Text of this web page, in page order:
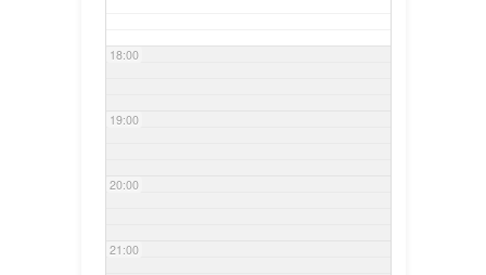
18:00
19:00
20:00
21:00